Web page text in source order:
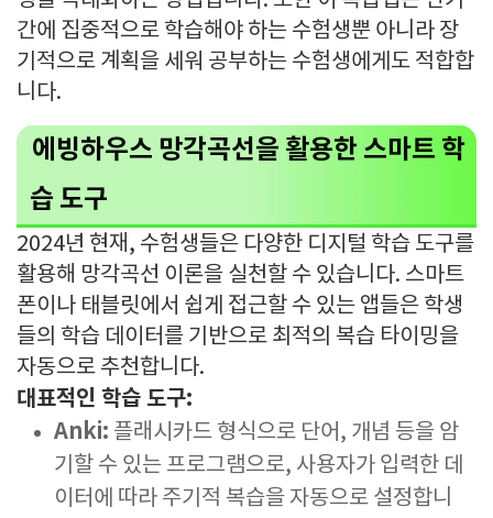
간에 집중적으로 학습해야 하는 수험생뿐 아니라 장
기적으로 계획을 세워 공부하는 수험생에게도 적합합
니다.
에빙하우스 망각곡선을 활용한 스마트 학
습 도구
2024년 현재, 수험생들은 다양한 디지털 학습 도구를
활용해 망각곡선 이론을 실천할 수 있습니다. 스마트
폰이나 태블릿에서 쉽게 접근할 수 있는 앱들은 학생
들의 학습 데이터를 기반으로 최적의 복습 타이밍을
자동으로 추천합니다.
대표적인 학습 도구:
Anki: 플래시카드 형식으로 단어, 개념 등을 암
기할 수 있는 프로그램으로, 사용자가 입력한 데
이터에 따라 주기적 복습을 자동으로 설정합니